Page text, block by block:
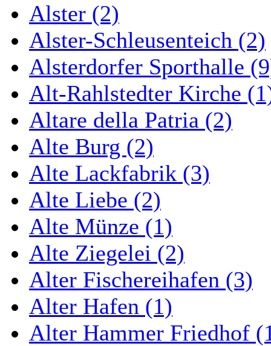
Alster (2)
Alster-Schleusenteich (2)
Alsterdorfer Sporthalle
Alt-Rahlstedter Kirche
Altare della Patria (2)
Alte Burg (2)
Alte Lackfabrik (3)
Alte Liebe (2)
Alte Münze (1)
Alte Ziegelei (2)
Alter Fischereihafen (3)
Alter Hafen (1)
Alter Hammer Friedhof